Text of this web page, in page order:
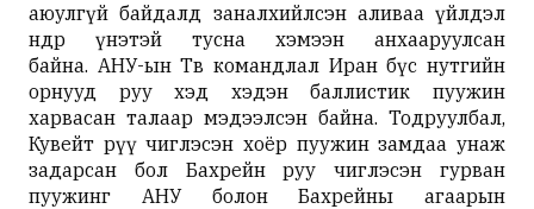
аюулгүй байдалд заналхийлсэн аливаа үйлдэл
өндөр үнэтэй тусна хэмээн анхааруулсан
байна. АНУ-ын Төв командлал Иран бүс нутгийн
орнууд руу хэд хэдэн баллистик пуужин
харвасан талаар мэдээлсэн байна. Тодруулбал,
Кувейт рүү чиглэсэн хоёр пуужин замдаа унаж
задарсан бол Бахрейн руу чиглэсэн гурван
пуужинг АНУ болон Бахрейны агаарын